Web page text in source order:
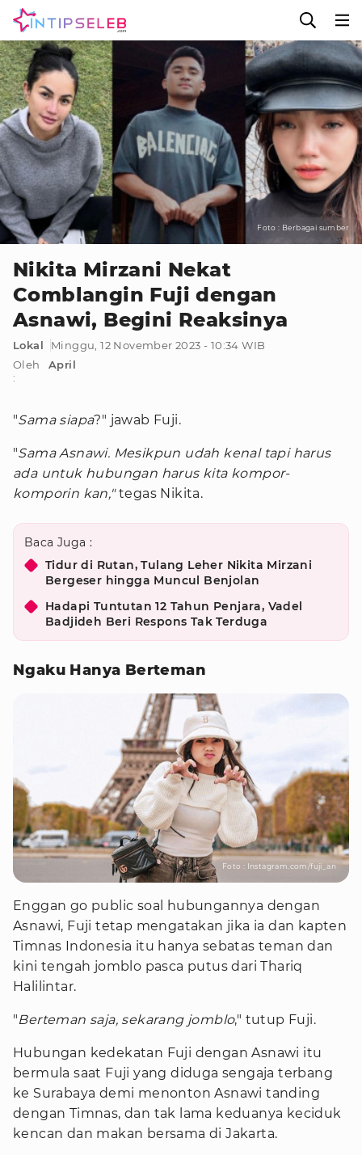
Foto : Berbagai sumber
Nikita Mirzani Nekat
Comblangin Fuji dengan
Asnawi, Begini Reaksinya
Lokal
Minggu, 12 November 2023 - 10:34 WIB
Oleh
:
April
"Sama siapa?" jawab Fuji.
"Sama Asnawi. Mesikpun udah kenal tapi harus
ada untuk hubungan harus kita kompor-
komporin kan,"tegas Nikita.
Baca Juga :
Tidur di Rutan, Tulang Leher Nikita Mirzani
Bergeser hingga Muncul Benjolan
Hadapi Tuntutan 12 Tahun Penjara, Vadel
Badjideh Beri Respons Tak Terduga
Ngaku Hanya Berteman
Foto : Instagram.com/fuji_an
Enggan go public soal hubungannya dengan
Asnawi, Fuji tetap mengatakan jika ia dan kapten
Timnas Indonesia itu hanya sebatas teman dan
kini tengah jomblo pasca putus dari Thariq
Halilintar.
"Berteman saja, sekarang jomblo," tutup Fuji.
Hubungan kedekatan Fuji dengan Asnawi itu
bermula saat Fuji yang diduga sengaja terbang
ke Surabaya demi menonton Asnawi tanding
dengan Timnas, dan tak lama keduanya keciduk
kencan dan makan bersama di Jakarta.